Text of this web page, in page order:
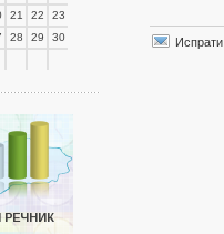
21 22
23
28 29
30
Испрати